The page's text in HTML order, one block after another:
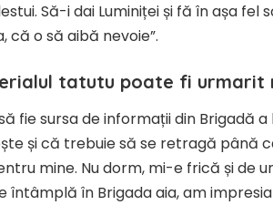
Să-i dai Luminiței și fă în așa fel
că o să aibă nevoie”.
tatutu poate fi urmarit
fie sursa de informații din Brigadă
și că trebuie să se retragă până
mine. Nu dorm, mi-e frică și de
în Brigada aia, am